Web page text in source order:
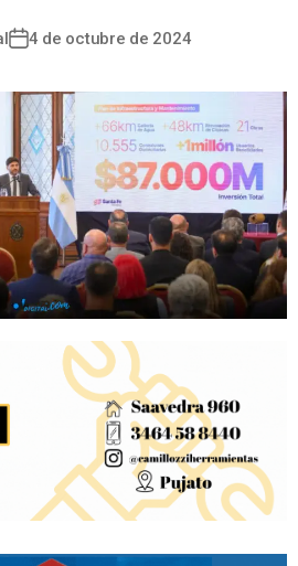
4 de octubre de 2024